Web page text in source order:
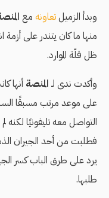
وبدأ الزميلتعاونه مع
منها ما كان يتندر على أزمة
ظل قلّة الموارد.
وأكدت ندى لـ المنصة أنها
التواصل معه تليفونيًا
فطلبت من أحد الجيران
يرد على طرق الباب كسر
طلبها.